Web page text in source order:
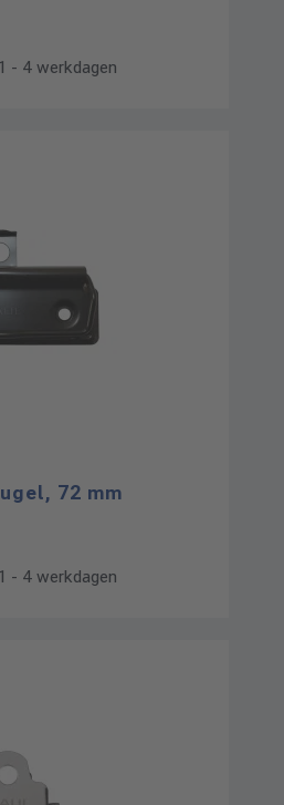
- 4 werkdagen
72 mm
- 4 werkdagen